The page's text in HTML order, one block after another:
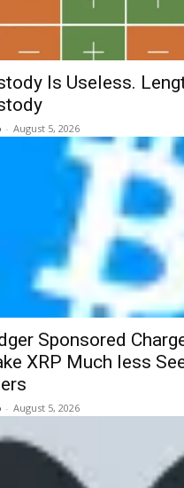
Is Useless.
- August 5, 2026
Sponsored
XRP Much less
- August 5, 2026